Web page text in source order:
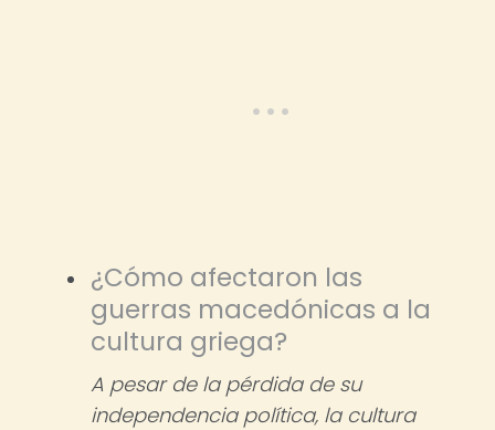
¿Cómo afectaron las
guerras macedónicas a la
cultura griega?
A pesar de la pérdida de su
independencia política, la cultura